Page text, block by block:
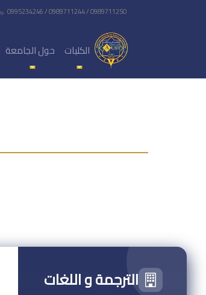
0995234246 / 0989711244 / 0989711250
الكليات حول الجامعة
الترجمة و اللغات